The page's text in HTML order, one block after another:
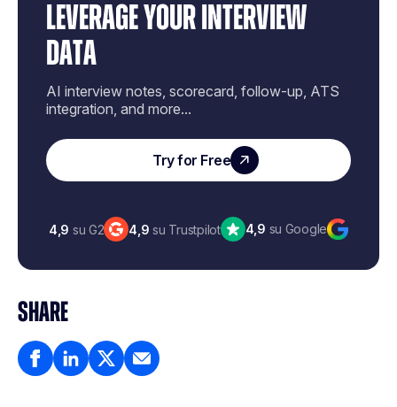
LEVERAGE YOUR INTERVIEW
DATA
AI interview notes, scorecard, follow-up, ATS
integration, and more...
Try for Free
4,9 su G2 4,9 su Trustpilot 4,9 su Google
SHARE